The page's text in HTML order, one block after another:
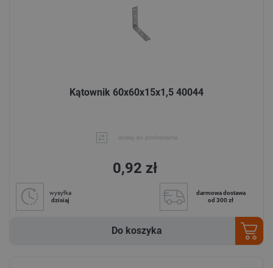
Kątownik 60x60x15x1,5 40044
dodaj do porównania
0,92 zł
wysyłka
dzisiaj
darmowa dostawa
od 300 zł
Do koszyka